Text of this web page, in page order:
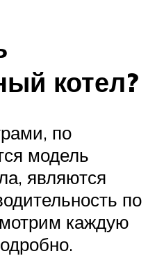
котел?
по
модель
являются
по
каждую